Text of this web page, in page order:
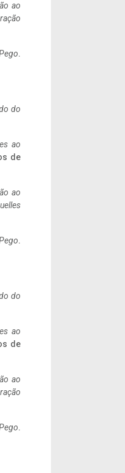
ao
.
do
ao
de
ao
.
do
ao
de
ao
.